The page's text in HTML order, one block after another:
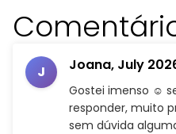
J Joana, July
Gostei imenso ☺️
responder, muito
sem dúvida